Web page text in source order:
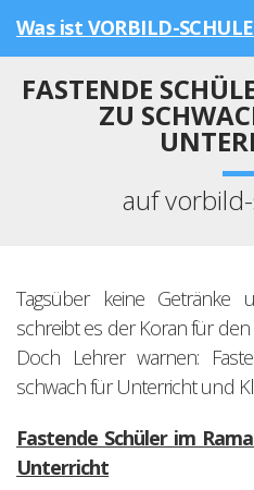
Was ist VORBILD-
FASTENDE
ZU
auf
Tagsüber keine
schreibt es der Koran für
Doch Lehrer warnen:
schwach für Unterricht und
Fastende Schüler im
Unterricht